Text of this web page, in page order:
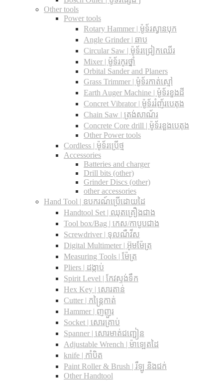
Other tools
Power tools
Rotary Hammer | ម៉ូទ័រស្វានបុក
Angle Grinder | ឆាប
Circular Saw​ | ម៉ូទ័រជ្រៀកឈើរ
Mixer | ម៉ូទ័រកូរថ្នាំ
Orbital Sander and Planers
Grass Trimmer | ម៉ូទ័រកាត់ស្មៅ
Earth Auger Machine | ម៉ូទ័រខួងដី
Concret Vibrator | ម៉ូទ័ររំញ័របេតុង
Chain Saw | ត្រង់សាណ័រ
Concrete Core drill | ម៉ូទ័រខួងបេតុង
Other Power tools
Cordless​ | ម៉ូទ័រប្រើថ្ម
Accessories
Batteries and charger
Drill bits (other)
Grinder Discs (other)
other accessories
Hand Tool | ឧបករណ៍ប្រើដោយដៃ
Handtool Set | ឈុតគ្រឿងជាង
Tool box/Bag | កេស/កាបូបជាង
Screwdriver | ទុលណឺវីស
Digital Multimeter | អ៊ូមម៉ែត្រ
Measuring Tools | ម៉ែត្រ
Pliers | ដង្កាប់
Spirit Level | កែវស្ទង់ទឹក
Hex Key | សោរតាន់
Cutter | កន្រ្តៃកាត់
Hammer | ញញួរ
Socket | សោរគ្រាប់
Spanner |​ សោរមាត់ជញ្ជៀន
Adjustable Wrench |​ ម៉ាឡេតដៃ
knife | កាំបិត
Paint Roller & Brush | រឺឡូ និងជក់
Other Handtool